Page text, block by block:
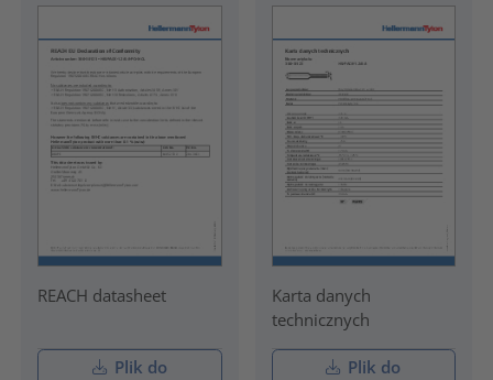
REACH datasheet
Plik do
Karta danych
technicznych
Plik do